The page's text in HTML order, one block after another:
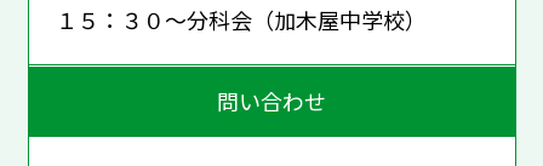
１５：３０～分科会（加木屋中学校）
問い合わせ